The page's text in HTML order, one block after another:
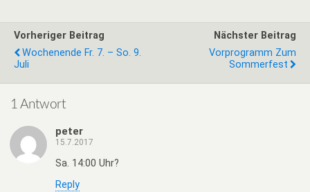
Vorheriger Beitrag
Wochenende Fr. 7. – So. 9.
Juli
Nächster Beitrag
Vorprogramm Zum
Sommerfest
1 Antwort
peter
15.7.2017
Sa. 14:00 Uhr?
Reply